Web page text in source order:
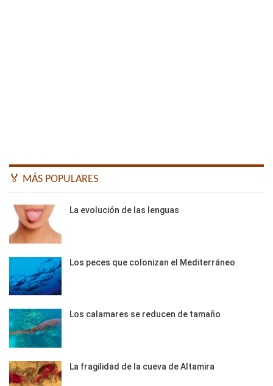
🏅 MÁS POPULARES
La evolución de las lenguas
Los peces que colonizan el Mediterráneo
Los calamares se reducen de tamaño
La fragilidad de la cueva de Altamira